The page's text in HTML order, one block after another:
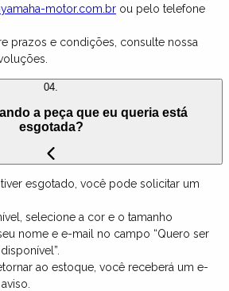
motor.com.br ou pelo telefone
prazos e condições, consulte nossa
04.
a peça que eu queria está
esgotada?
esgotado, você pode solicitar um
selecione a cor e o tamanho
nome e e-mail no campo “Quero ser
ao estoque, você receberá um e-